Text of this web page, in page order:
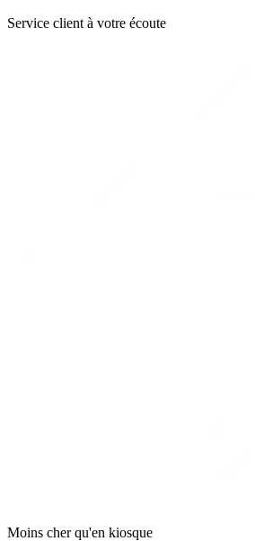
Service client à votre écoute
Moins cher qu'en kiosque